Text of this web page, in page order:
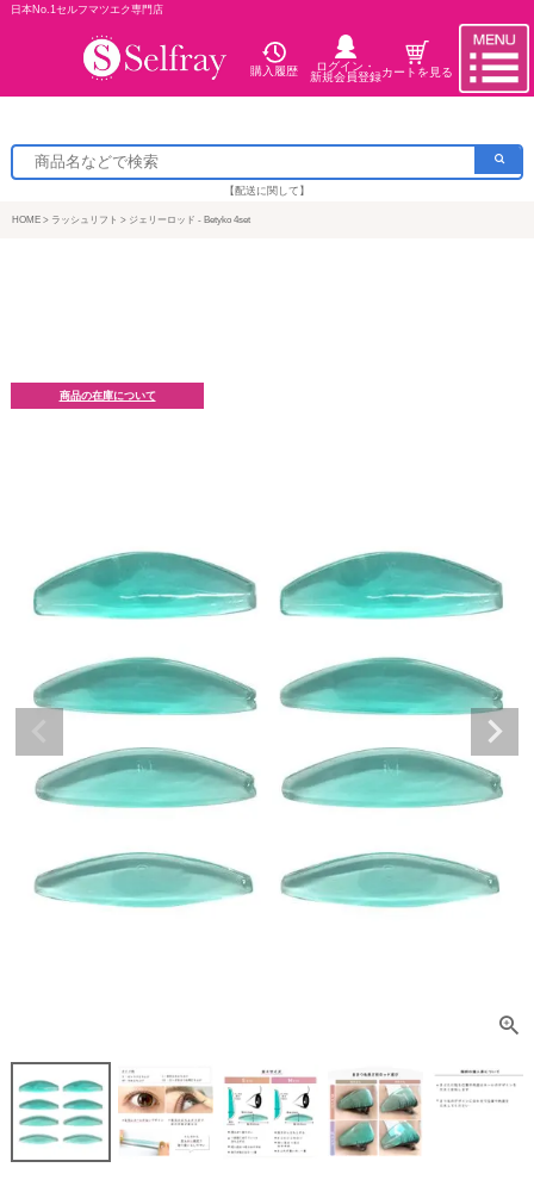
日本No.1セルフマツエク専門店
購入履歴
ログイン・
新規会員登録カートを見る
【配送に関して】
HOME ラッシュリフト ジェリーロッド - Betyko 4set
商品の在庫について